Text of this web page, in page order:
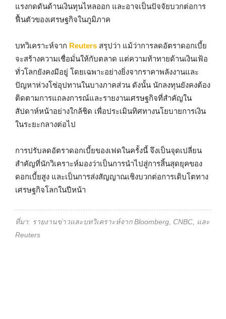
แรงกดดันด้านเงินทุนไหลออก และอาจเป็นปัจจัยบวกต่อการ
ฟื้นตัวของเศรษฐกิจในภูมิภาค
บทวิเคราะห์จาก Reuters สรุปว่า แม้ว่าการลดอัตราดอกเบี้ย
จะสร้างความเชื่อมั่นให้กับตลาด แต่ความท้าทายด้านเงินเฟ้อ
ทั่วโลกยังคงมีอยู่ โดยเฉพาะอย่างยิ่งจากราคาพลังงานและ
ปัญหาห่วงโซ่อุปทานในบางภาคส่วน ดังนั้น นักลงทุนยังคงต้อง
ติดตามการแถลงการณ์และรายงานเศรษฐกิจที่สำคัญใน
สัปดาห์หน้าอย่างใกล้ชิด เพื่อประเมินทิศทางนโยบายการเงิน
ในระยะกลางต่อไป
การปรับลดอัตราดอกเบี้ยของเฟดในครั้งนี้ จึงเป็นจุดเปลี่ยน
สำคัญที่นักวิเคราะห์มองว่าเป็นการนำไปสู่การสิ้นสุดยุคของ
ดอกเบี้ยสูง และเป็นการส่งสัญญาณเชิงบวกต่อการเติบโตทาง
เศรษฐกิจโลกในปีหน้า
ที่มา: รายงานข่าวและบทวิเคราะห์จาก Bloomberg, CNBC, และ
Reuters